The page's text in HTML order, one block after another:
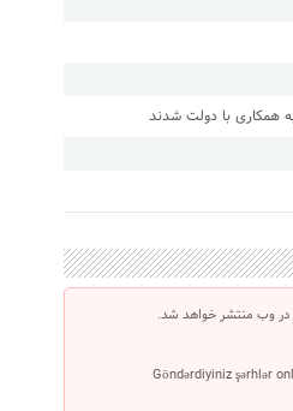
همکاری با دولت شدند
در وب منتشر خواهد شد.
Göndərdiyiniz şərhlər